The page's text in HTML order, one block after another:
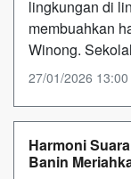
lingkungan di
membuahkan
Winong.
27/01/2026
Harmoni
Banin